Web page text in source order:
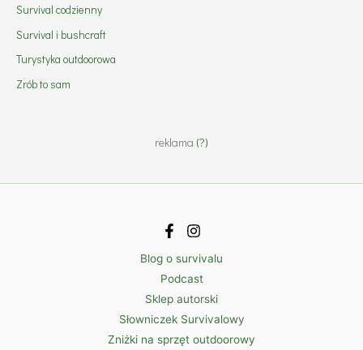
Survival codzienny
Survival i bushcraft
Turystyka outdoorowa
Zrób to sam
reklama (?)
Blog o survivalu
Podcast
Sklep autorski
Słowniczek Survivalowy
Zniżki na sprzęt outdoorowy